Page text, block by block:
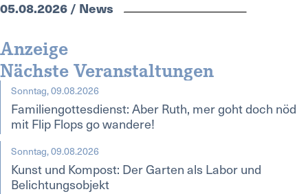
05.08.2026 / News
Anzeige
Nächste Veranstaltungen
Sonntag, 09.08.2026
Familiengottesdienst: Aber Ruth, mer goht doch nöd
mit Flip Flops go wandere!
Sonntag, 09.08.2026
Kunst und Kompost: Der Garten als Labor und
Belichtungsobjekt